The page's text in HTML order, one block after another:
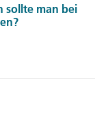
sollte man bei